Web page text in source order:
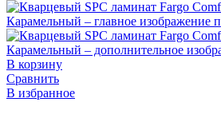
В корзину
Сравнить
В избранное